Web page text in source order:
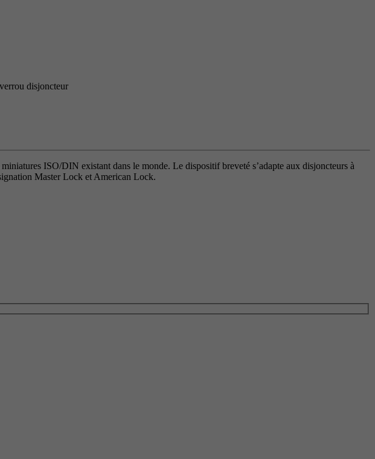
disjoncteur
ISO/DIN existant dans le monde. Le dispositif breveté s’adapte aux disjoncteurs à
Master Lock et American Lock.